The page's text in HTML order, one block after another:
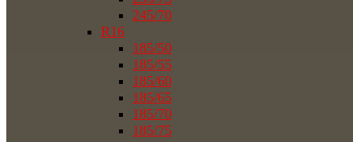
245/70
R16
185/50
185/55
185/60
185/65
185/70
185/75